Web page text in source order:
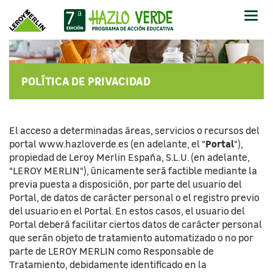
Abrir
POLÍTICA DE PRIVACIDAD
El acceso a determinadas áreas, servicios o recursos del
portal www.hazloverde.es (en adelante, el "Portal"),
propiedad de Leroy Merlin España, S.L.U. (en adelante,
"LEROY MERLIN"), únicamente será factible mediante la
previa puesta a disposición, por parte del usuario del
Portal, de datos de carácter personal o el registro previo
del usuario en el Portal. En estos casos, el usuario del
Portal deberá facilitar ciertos datos de carácter personal
que serán objeto de tratamiento automatizado o no por
parte de LEROY MERLIN como Responsable de
Tratamiento, debidamente identificado en la